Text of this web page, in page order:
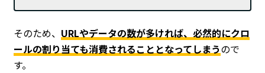
そのため、 URLやデータの数が多ければ、必然的にクロ
ールの割り当ても消費されることとなってしまうので
す。